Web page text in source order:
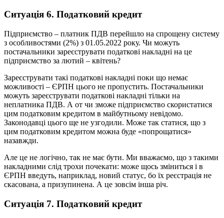
Ситуація 6. Податковий кредит
Підприємство – платник ПДВ перейшло на спрощену систему
з особливостями (2%) з 01.05.2022 року. Чи можуть
постачальники зареєструвати податкові накладні на це
підприємство за лютий – квітень?
Зареєструвати такі податкові накладні поки що немає
можливості – ЄРПН цього не пропустить. Постачальники
можуть зареєструвати податкові накладні тільки на
неплатника ПДВ. А от чи зможе підприємство скористатися
цим податковим кредитом в майбутньому невідомо.
Законодавці цього ще не узгодили. Може так статися, що з
цим податковим кредитом можна буде «попрощатися»
назавжди.
Але це не логічно, так не має бути. Ми вважаємо, що з такими
накладними слід трохи почекати: може щось зміниться і в
ЄРПН введуть, наприклад, новий статус, бо їх реєстрація не
скасована, а призупинена. А це зовсім інша річ.
Ситуація 7. Податковий кредит